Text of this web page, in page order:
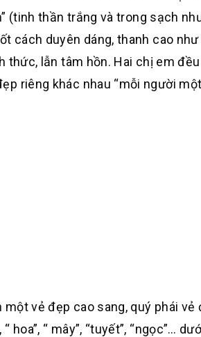
(tinh thần trắng và trong sạch
cách duyên dáng, thanh cao
lẫn tâm hồn. Hai chị em
riêng khác nhau “mỗi người
một vẻ đẹp cao sang, quý phái
“ mây”, “tuyết”, “ngọc”…